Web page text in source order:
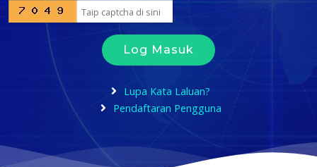
Log Masuk
Lupa Kata Laluan?
Pendaftaran Pengguna